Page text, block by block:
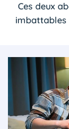
Ces deux
imbattables